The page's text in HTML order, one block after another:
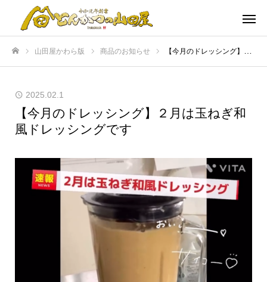
山田屋かわら版 商品のお知らせ 【今月のドレッシング】２月は玉ねぎ和風ドレッシングです
2025.02.1
【今月のドレッシング】２月は玉ねぎ和
風ドレッシングです